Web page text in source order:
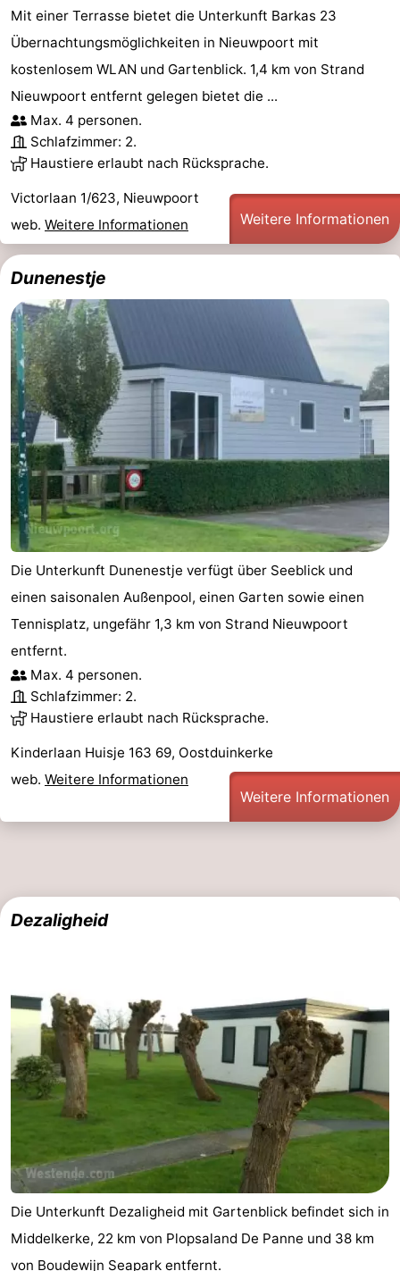
Gent
-
Küste
-
Natur
Zwin
-
Heist
Zeebrugge
-
Blankenberge
-
Wenduine
-
De
Haan
-
Bredene
-
Ostende
-
Middelkerke
-
Westende
-
Oostduinkerke
-
Koksijde
De
Panne
-
Natur
Westhoek
Wetter
Kontakt
Mit einer Terrasse bietet die Unterkunft Barkas 23
Übernachtungsmöglichkeiten in Nieuwpoort mit
kostenlosem WLAN und Gartenblick. 1,4 km von Strand
Nieuwpoort entfernt gelegen bietet die ...
Max. 4 personen.
Schlafzimmer: 2.
Haustiere erlaubt nach Rücksprache.
Victorlaan 1/623, Nieuwpoort
web. Weitere Informationen Weitere Informationen
Dunenestje
Die Unterkunft Dunenestje verfügt über Seeblick und
einen saisonalen Außenpool, einen Garten sowie einen
Tennisplatz, ungefähr 1,3 km von Strand Nieuwpoort
entfernt.
Max. 4 personen.
Schlafzimmer: 2.
Haustiere erlaubt nach Rücksprache.
Kinderlaan Huisje 163 69, Oostduinkerke
web. Weitere Informationen
Weitere Informationen
Dezaligheid
Die Unterkunft Dezaligheid mit Gartenblick befindet sich in
Middelkerke, 22 km von Plopsaland De Panne und 38 km
von Boudewijn Seapark entfernt.